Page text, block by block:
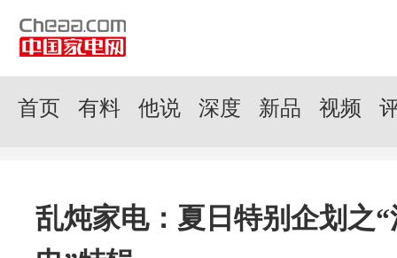
首页 有料 他说 深度 新品 视频
乱炖家电：夏日特别企划之